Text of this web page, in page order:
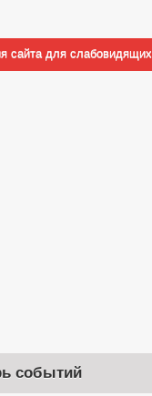
сайта для слабовидящих
событий